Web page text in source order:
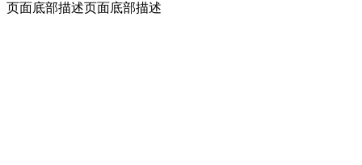
页面底部描述页面底部描述